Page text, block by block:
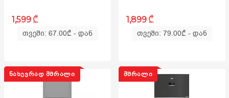
1,599 ₾
თვეში: 67.00₾- დან
1,899 ₾
თვეში: 79.00₾- დან
ᲜᲐᲮᲔᲕᲠᲐᲓ ᲛᲨᲠᲐᲚᲘ ᲛᲨᲠᲐᲚᲘ